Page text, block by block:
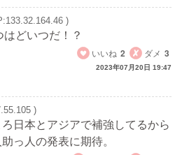
)
どいつだ！？
いいね 2 ダメ 3
2023年07月20日 19:47
)
日本とアジアで補強してるから
っ人の発表に期待。